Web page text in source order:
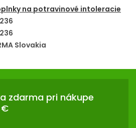
na potravinové intoleracie
Slovakia
zdarma pri nákupe
€